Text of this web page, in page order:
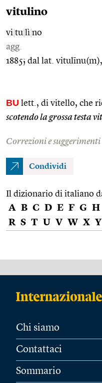
vitulino
vi tu lì no
agg.
1885; dal lat.
BU lett., di vitello, che
scotendo la grossa testa
Correzioni e suggerimenti
Condividi
Il dizionario di italiano
A B C D E F G H
R S T U V W X Y
Chi siamo
Contattaci
Sommario